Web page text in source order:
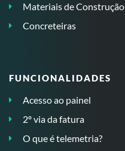
Materiais de Construção
Concreteiras
FUNCIONALIDADES
Acesso ao painel
2º via da fatura
O que é telemetria?